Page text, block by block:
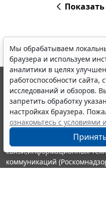
Мы обрабатываем
браузера и используем
аналитики в целях
работоспособности сайта,
исследований и обзоров.
запретить обработку
настройках браузера.
ознакомьтесь с условиями
© ООО "НПП "ГАРАНТ-
выпускается с 1990 года.
являются участниками
информации ГАРАНТ.
Портал ГАРАНТ.РУ
издания Федеральной
связи,информационных
коммуникаций